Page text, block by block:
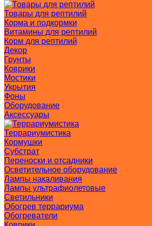
Товары для рептилий
Корма и подкормки
Витамины для рептилий
Корм для рептилий
Декор
Грунты
Коврики
Мостики
Укрытия
Фоны
Оборудование
Аксессуары
Террариумистика
Кормушки
Субстрат
Переноски и отсадники
Осветительное оборудование
Лампы накаливания
Лампы ультрафиолетовые
Светильники
Обогрев террариума
Обогреватели